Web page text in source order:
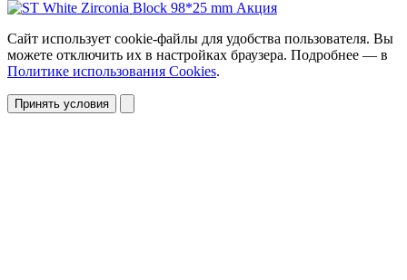
Сайт использует cookie-файлы для удобства пользователя. Вы
можете отключить их в настройках браузера. Подробнее — в
Политике использования Cookies.
Принять условия